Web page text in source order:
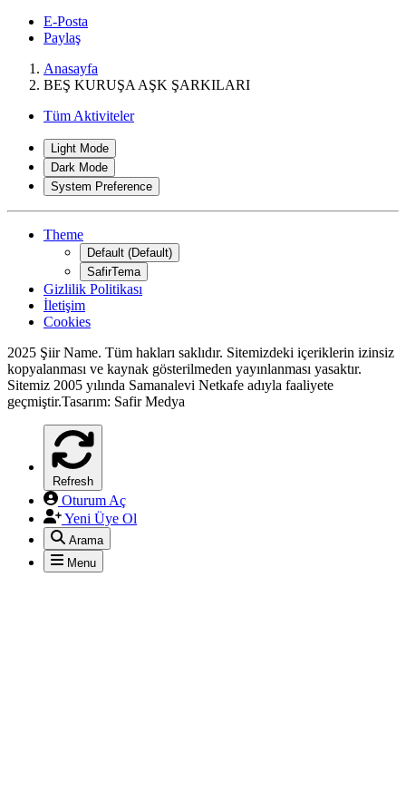
E-Posta
Paylaş
Anasayfa
BEŞ KURUŞA AŞK ŞARKILARI
Tüm Aktiviteler
Light Mode
Dark Mode
System Preference
Theme
Default (Default)
SafirTema
Gizlilik Politikası
İletişim
Cookies
2025 Şiir Name. Tüm hakları saklıdır. Sitemizdeki içeriklerin izinsiz
kopyalanması ve kaynak gösterilmeden yayınlanması yasaktır.
Sitemiz 2005 yılında Samanalevi Netkafe adıyla faaliyete
geçmiştir.Tasarım: Safir Medya
Refresh
Oturum Aç
Yeni Üye Ol
Arama
Menu